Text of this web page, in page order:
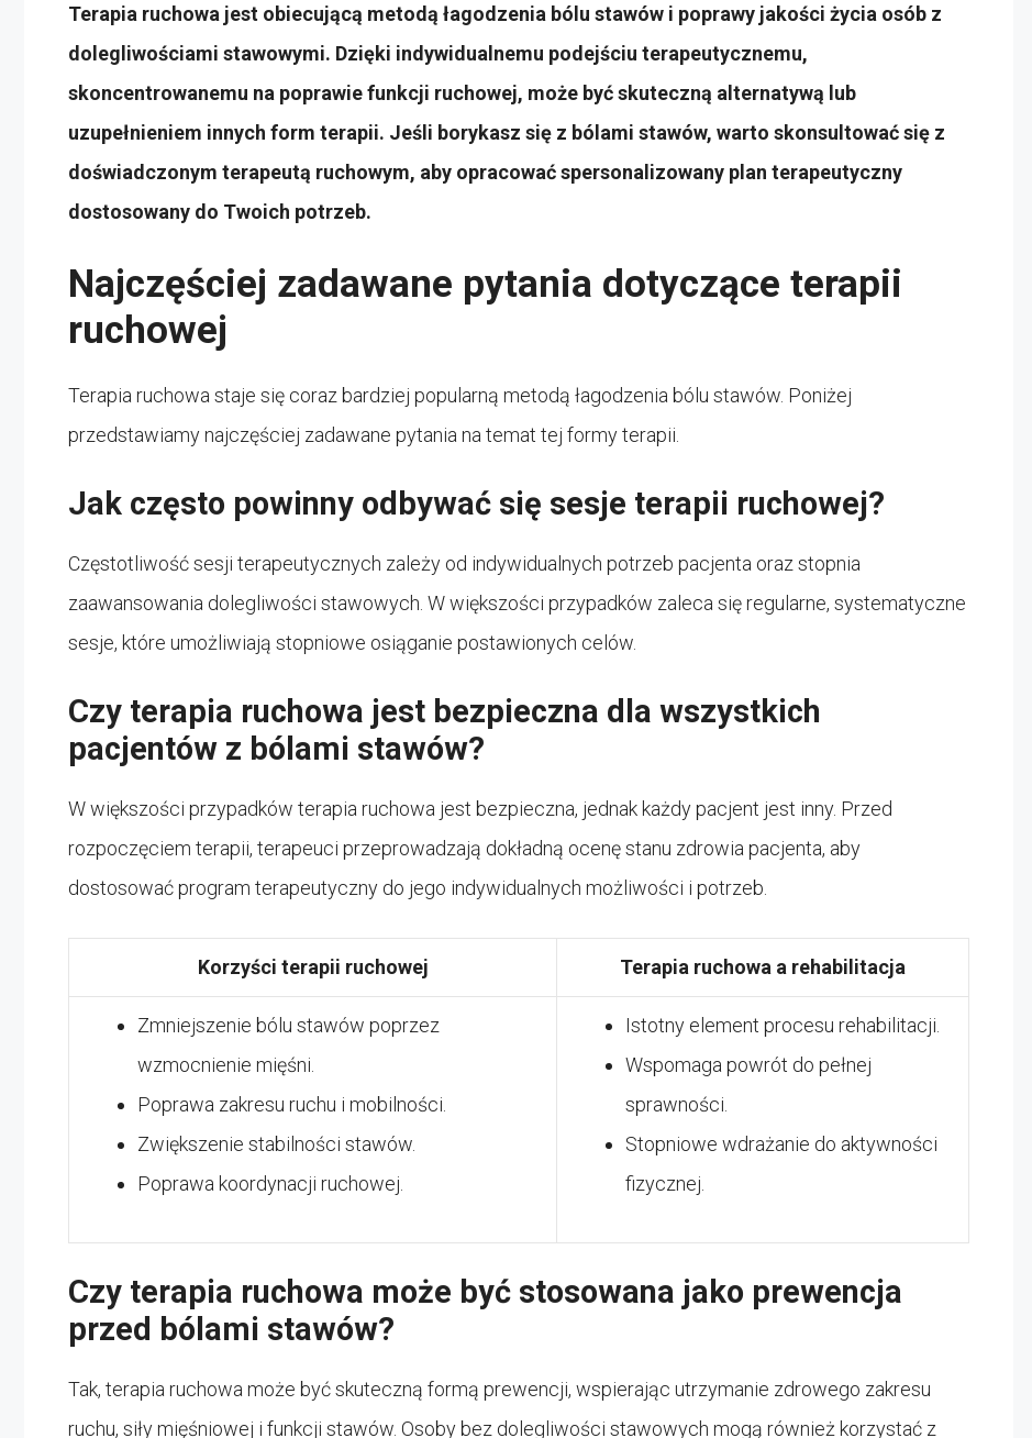
Terapia ruchowa jest obiecującą metodą łagodzenia bólu stawów i poprawy jakości życia osób z
dolegliwościami stawowymi. Dzięki indywidualnemu podejściu terapeutycznemu,
skoncentrowanemu na poprawie funkcji ruchowej, może być skuteczną alternatywą lub
uzupełnieniem innych form terapii. Jeśli borykasz się z bólami stawów, warto skonsultować się z
doświadczonym terapeutą ruchowym, aby opracować spersonalizowany plan terapeutyczny
dostosowany do Twoich potrzeb.
Najczęściej zadawane pytania dotyczące terapii
ruchowej
Terapia ruchowa staje się coraz bardziej popularną metodą łagodzenia bólu stawów. Poniżej
przedstawiamy najczęściej zadawane pytania na temat tej formy terapii.
Jak często powinny odbywać się sesje terapii ruchowej?
Częstotliwość sesji terapeutycznych zależy od indywidualnych potrzeb pacjenta oraz stopnia
zaawansowania dolegliwości stawowych. W większości przypadków zaleca się regularne, systematyczne
sesje, które umożliwiają stopniowe osiąganie postawionych celów.
Czy terapia ruchowa jest bezpieczna dla wszystkich
pacjentów z bólami stawów?
W większości przypadków terapia ruchowa jest bezpieczna, jednak każdy pacjent jest inny. Przed
rozpoczęciem terapii, terapeuci przeprowadzają dokładną ocenę stanu zdrowia pacjenta, aby
dostosować program terapeutyczny do jego indywidualnych możliwości i potrzeb.
Korzyści terapii ruchowej Terapia ruchowa a rehabilitacja
Zmniejszenie bólu stawów poprzez
wzmocnienie mięśni.
Poprawa zakresu ruchu i mobilności.
Zwiększenie stabilności stawów.
Poprawa koordynacji ruchowej.
Istotny element procesu rehabilitacji.
Wspomaga powrót do pełnej
sprawności.
Stopniowe wdrażanie do aktywności
fizycznej.
Czy terapia ruchowa może być stosowana jako prewencja
przed bólami stawów?
Tak, terapia ruchowa może być skuteczną formą prewencji, wspierając utrzymanie zdrowego zakresu
ruchu, siły mięśniowej i funkcji stawów. Osoby bez dolegliwości stawowych mogą również korzystać z